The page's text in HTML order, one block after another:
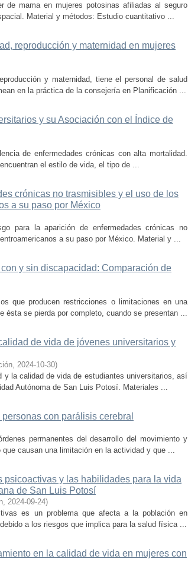
de mama en mujeres potosinas afiliadas al seguro
Material y métodos: Estudio cuantitativo ...
reproducción y maternidad en mujeres
y maternidad, tiene el personal de salud
en la práctica de la consejería en Planificación ...
y su Asociación con el Índice de
de enfermedades crónicas con alta mortalidad.
el estilo de vida, el tipo de ...
crónicas no trasmisibles y el uso de los
a su paso por México
para la aparición de enfermedades crónicas no
a su paso por México. Material y ...
y sin discapacidad: Comparación de
que producen restricciones o limitaciones en una
ésta se pierda por completo, cuando se presentan ...
de vida de jóvenes universitarios y
, 2024-10-30)
la calidad de vida de estudiantes universitarios, así
Autónoma de San Luis Potosí. Materiales ...
con parálisis cerebral
permanentes del desarrollo del movimiento y
causan una limitación en la actividad y que ...
y las habilidades para la vida
de San Luis Potosí
, 2024-09-24)
es un problema que afecta a la población en
a los riesgos que implica para la salud física ...
en la calidad de vida en mujeres con